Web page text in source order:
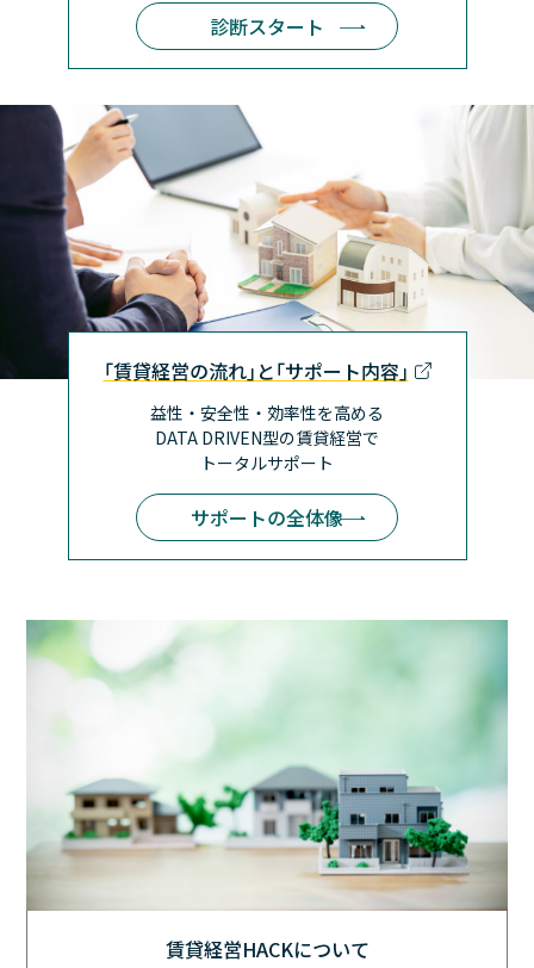
診断スタート
｢賃貸経営の流れ｣と｢サポート内容｣
益性・安全性・効率性を高める
DATA DRIVEN型の賃貸経営で
トータルサポート
サポートの全体像
賃貸経営HACKについて